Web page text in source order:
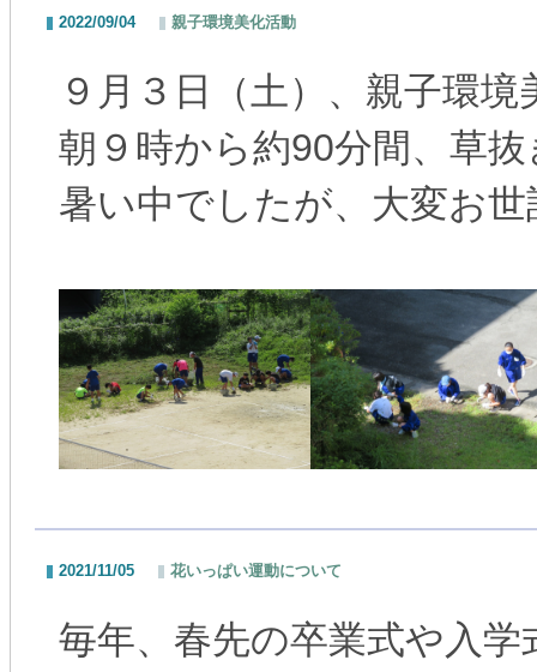
2022/09/04 親子環境美化活動
９月３日（土）、親子環
朝９時から約90分間、草
暑い中でしたが、大変お
2021/11/05 花いっぱい運動について
毎年、春先の卒業式や入